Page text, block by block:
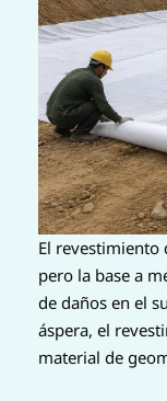
El revestimiento
pero la base a
de daños en el
áspera, el
material de